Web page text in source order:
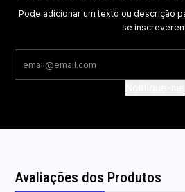
Pode adicionar um texto ou descrição
se
Avaliações dos Produtos